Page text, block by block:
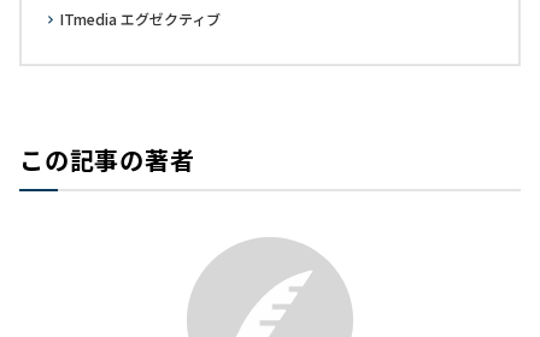
ITmedia エグゼクティブ
この記事の著者